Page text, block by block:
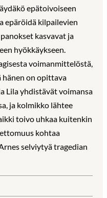
epätoivoiseen
epäröidä kilpailevien
kasvavat ja
hyökkäykseen.
voimanmittelöstä,
hänen on opittava
Lila yhdistävät voimansa
ja kolmikko lähtee
toivo uhkaa kuitenkin
kohtaa
selviytyä tragedian